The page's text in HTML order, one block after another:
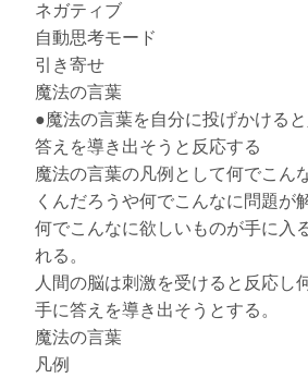
ネガティブ
自動思考モード
引き寄せ
魔法の言葉
●魔法の言葉を自分に投げかける
答えを導き出そうと反応する
魔法の言葉の凡例として何でこん
くんだろうや何でこんなに問題が
何でこんなに欲しいものが手に入
れる。
人間の脳は刺激を受けると反応し
手に答えを導き出そうとする。
魔法の言葉
凡例